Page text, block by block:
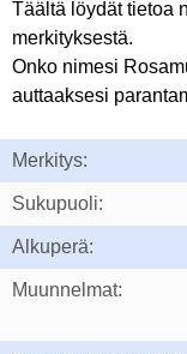
Täältä löydät tietoa
merkityksestä.
Onko nimesi
auttaaksesi
Merkitys:
Sukupuoli:
Alkuperä:
Muunnelmat: